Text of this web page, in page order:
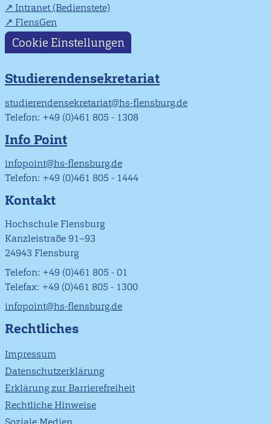
Intranet (Bedienstete)
FlensGen
Cookie Einstellungen
Studierendensekretariat
studierendensekretariat@hs-flensburg.de
Telefon: +49 (0)461 805 - 1308
Info Point
infopoint@hs-flensburg.de
Telefon: +49 (0)461 805 - 1444
Kontakt
Hochschule Flensburg
Kanzleistraße 91–93
24943 Flensburg
Telefon: +49 (0)461 805 - 01
Telefax: +49 (0)461 805 - 1300
infopoint@hs-flensburg.de
Rechtliches
Impressum
Datenschutzerklärung
Erklärung zur Barrierefreiheit
Rechtliche Hinweise